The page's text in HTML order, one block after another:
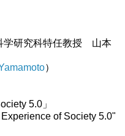
学研究科特任教授 山本
）
5.0」
of Society 5.0"